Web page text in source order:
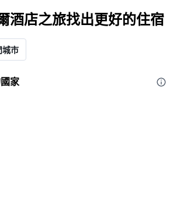
酒店之旅找出更好的住宿
城市
家